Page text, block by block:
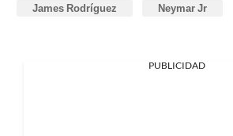
James Rodríguez Neymar Jr
PUBLICIDAD